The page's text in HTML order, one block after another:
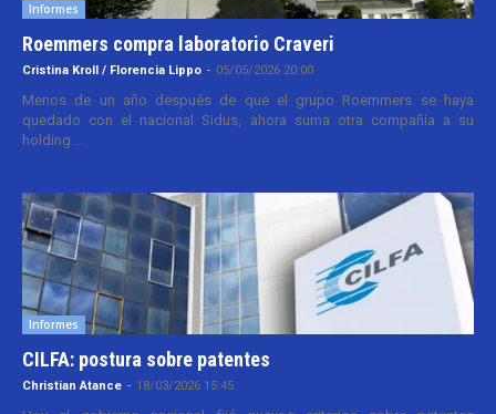
Informes
Roemmers compra laboratorio Craveri
Cristina Kroll / Florencia Lippo - 05/05/2026 20:00
Menos de un año después de que el grupo Roemmers se haya
quedado con el nacional Sidus, ahora suma otra compañía a su
holding....
Informes
CILFA: postura sobre patentes
Christian Atance - 18/03/2026 15:45